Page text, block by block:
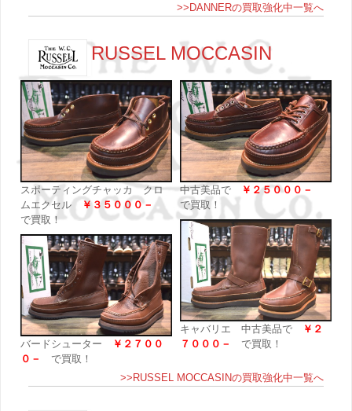
>>DANNERの買取強化中一覧へ
RUSSEL MOCCASIN
スポーティングチャッカ クロ
ムエクセル ￥３５０００－
で買取！
中古美品で
￥２５０００－
で買取！
キャバリエ 中古美品で
￥２
７０００－
で買取！
バードシューター
￥２７００
０－
で買取！
>>RUSSEL MOCCASINの買取強化中一覧へ